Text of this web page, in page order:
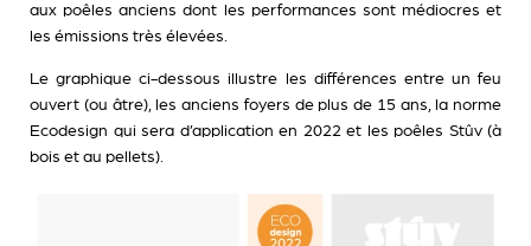
aux poêles anciens dont les performances sont médiocres et
les émissions très élevées.
Le graphique ci-dessous illustre les différences entre un feu
ouvert (ou âtre), les anciens foyers de plus de 15 ans, la norme
Ecodesign qui sera d’application en 2022 et les poêles Stûv (à
bois et au pellets).